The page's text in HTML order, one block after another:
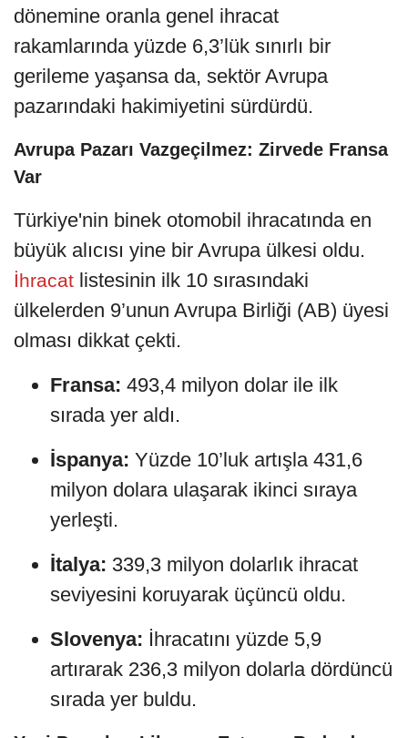
dönemine oranla genel ihracat
rakamlarında yüzde 6,3’lük sınırlı bir
gerileme yaşansa da, sektör Avrupa
pazarındaki hakimiyetini sürdürdü.
Avrupa Pazarı Vazgeçilmez: Zirvede Fransa
Var
Türkiye'nin binek otomobil ihracatında en
büyük alıcısı yine bir Avrupa ülkesi oldu.
İhracat listesinin ilk 10 sırasındaki
ülkelerden 9’unun Avrupa Birliği (AB) üyesi
olması dikkat çekti.
Fransa: 493,4 milyon dolar ile ilk
sırada yer aldı.
İspanya: Yüzde 10’luk artışla 431,6
milyon dolara ulaşarak ikinci sıraya
yerleşti.
İtalya: 339,3 milyon dolarlık ihracat
seviyesini koruyarak üçüncü oldu.
Slovenya: İhracatını yüzde 5,9
artırarak 236,3 milyon dolarla dördüncü
sırada yer buldu.